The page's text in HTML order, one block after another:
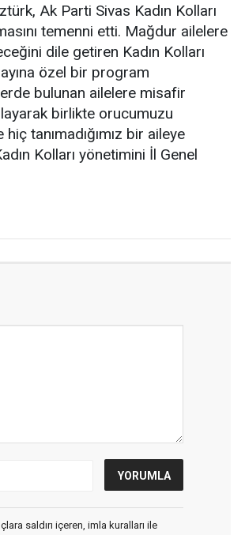
Ak Parti Sivas Kadın Kolları
temenni etti. Mağdur ailelere
dile getiren Kadın Kolları
özel bir program
bulunan ailelere misafir
birlikte orucumuzu
tanımadığımız bir aileye
Kolları yönetimini İl Genel
saldırı içeren, imla kuralları ile